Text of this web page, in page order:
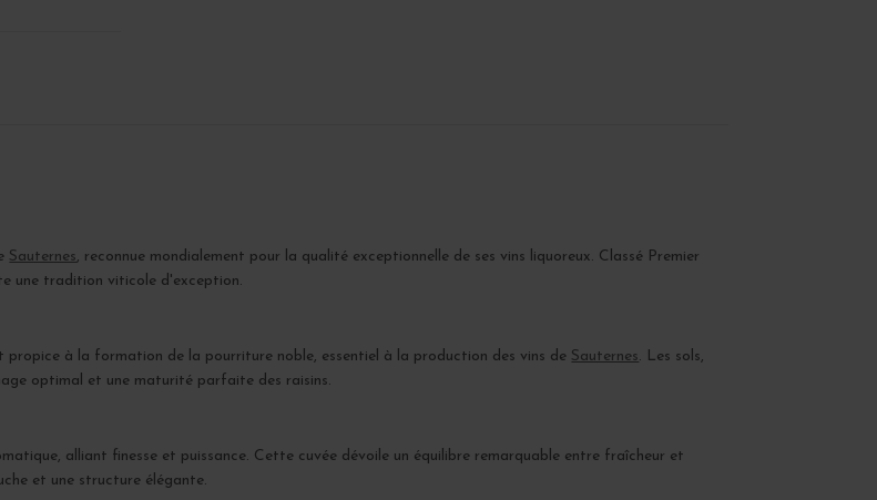
Sauternes, reconnue mondialement pour la qualité exceptionnelle de ses vins liquoreux. Classé Premier
une tradition viticole d'exception.
à la formation de la pourriture noble, essentiel à la production des vins de Sauternes. Les sols,
optimal et une maturité parfaite des raisins.
alliant finesse et puissance. Cette cuvée dévoile un équilibre remarquable entre fraîcheur et
et une structure élégante.